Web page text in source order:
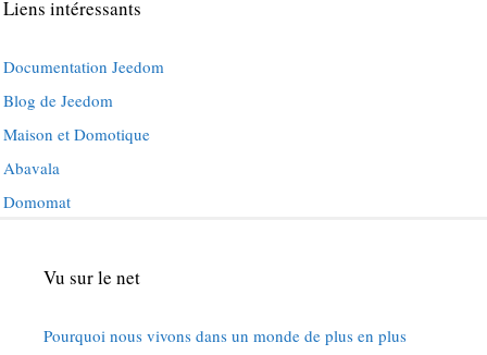
Liens intéressants
Documentation Jeedom
Blog de Jeedom
Maison et Domotique
Abavala
Domomat
Vu sur le net
Pourquoi nous vivons dans un monde de plus en plus